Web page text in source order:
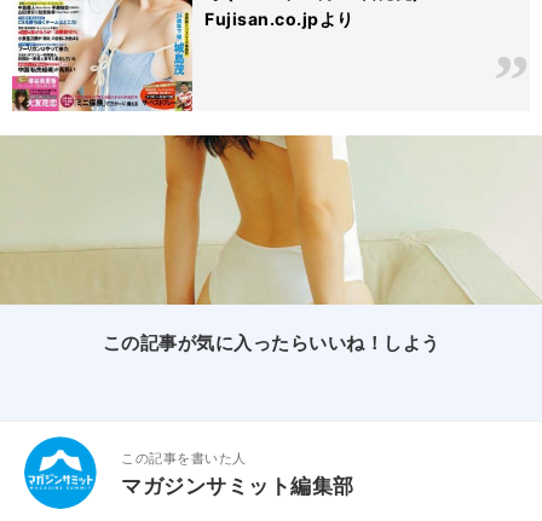
Fujisan.co.jpより
この記事が気に入ったらいいね！しよう
この記事を書いた人
マガジンサミット編集部